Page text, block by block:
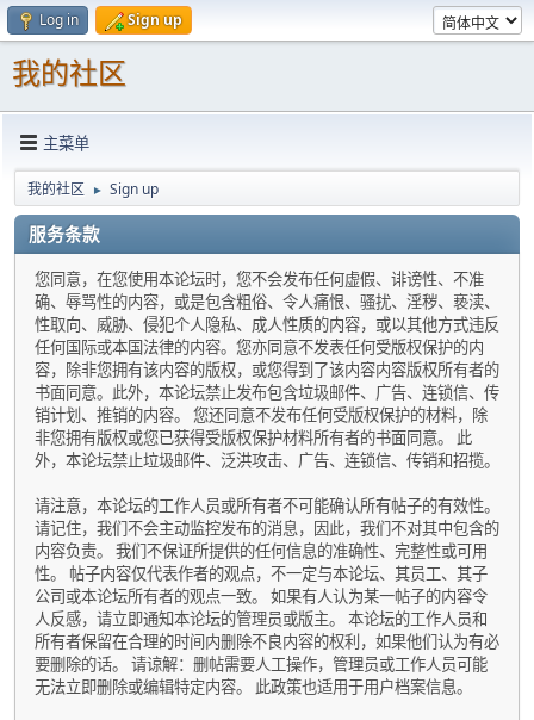
Log in Sign up
我的社区
主菜单
我的社区 ► Sign up
服务条款
您同意，在您使用本论坛时，您不会发布任何虚假、诽谤性、不准
确、辱骂性的内容，或是包含粗俗、令人痛恨、骚扰、淫秽、亵渎、
性取向、威胁、侵犯个人隐私、成人性质的内容，或以其他方式违反
任何国际或本国法律的内容。您亦同意不发表任何受版权保护的内
容，除非您拥有该内容的版权，或您得到了该内容内容版权所有者的
书面同意。此外，本论坛禁止发布包含垃圾邮件、广告、连锁信、传
销计划、推销的内容。 您还同意不发布任何受版权保护的材料，除
非您拥有版权或您已获得受版权保护材料所有者的书面同意。 此
外，本论坛禁止垃圾邮件、泛洪攻击、广告、连锁信、传销和招揽。
请注意，本论坛的工作人员或所有者不可能确认所有帖子的有效性。
请记住，我们不会主动监控发布的消息，因此，我们不对其中包含的
内容负责。 我们不保证所提供的任何信息的准确性、完整性或可用
性。 帖子内容仅代表作者的观点，不一定与本论坛、其员工、其子
公司或本论坛所有者的观点一致。 如果有人认为某一帖子的内容令
人反感，请立即通知本论坛的管理员或版主。 本论坛的工作人员和
所有者保留在合理的时间内删除不良内容的权利，如果他们认为有必
要删除的话。 请谅解：删帖需要人工操作，管理员或工作人员可能
无法立即删除或编辑特定内容。 此政策也适用于用户档案信息。